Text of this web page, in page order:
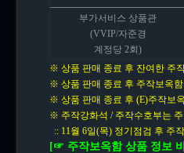
부가서비스 상품관
(VVIP/자준경
계정당 2회)
※ 상품 판매 종료 후 잔여한 주
※ 상품 판매 종료 후 주작보옥
※ 상품 판매 종료 후 (E)주작보
※ 주작강화석 / 주작수호부는
:: 11월 6일(목) 정기점검 후 주
[☞ 주작보옥함 상품 정보